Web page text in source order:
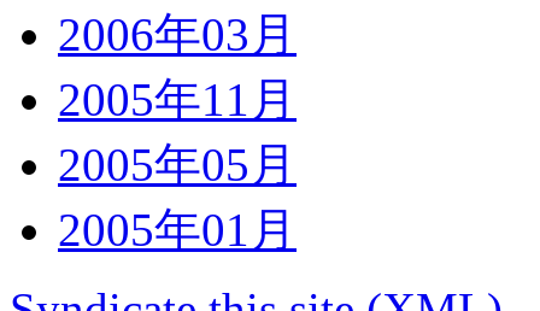
2006年03月
2005年11月
2005年05月
2005年01月